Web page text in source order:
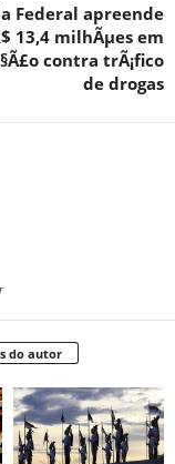
Federal apreende
13,4 milhÃµes em
contra trÃ¡fico
de drogas
do autor